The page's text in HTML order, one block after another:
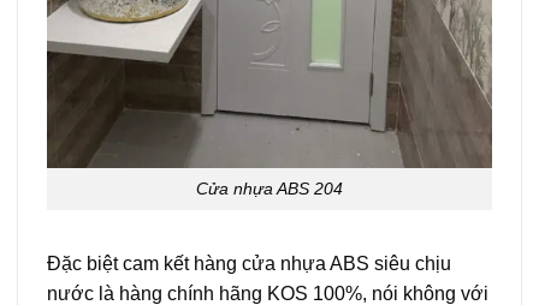
Cửa nhựa ABS 204
Đặc biệt cam kết hàng cửa nhựa ABS siêu chịu
nước là hàng chính hãng KOS 100%, nói không với